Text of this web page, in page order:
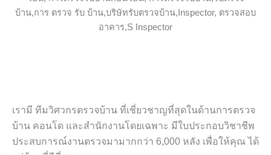
เรามี ทีมวิศวกรตรวจบ้าน ที่เชี่ยวชาญที่สุดในด้านการตรวจ
บ้าน คอนโด และสำนักงานโดยเฉพาะ มีใบประกอบวิชาชีพ
ประสบการณ์งานตรวจมามากกว่า 6,000 หลัง เพื่อให้คุณ ได้